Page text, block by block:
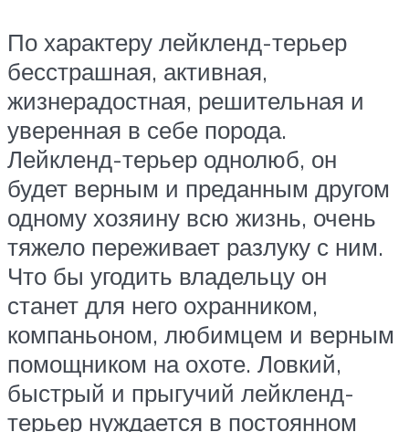
По характеру лейкленд-терьер
бесстрашная, активная,
жизнерадостная, решительная и
уверенная в себе порода.
Лейкленд-терьер однолюб, он
будет верным и преданным другом
одному хозяину всю жизнь, очень
тяжело переживает разлуку с ним.
Что бы угодить владельцу он
станет для него охранником,
компаньоном, любимцем и верным
помощником на охоте. Ловкий,
быстрый и прыгучий лейкленд-
терьер нуждается в постоянном